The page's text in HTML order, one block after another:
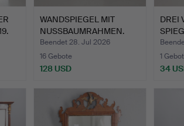
WANDSPIEGEL MIT
NUSSBAUMRAHMEN.
Beendet 28. Jul 2026
16 Gebote
128 USD
DREI
1 Gebot
34